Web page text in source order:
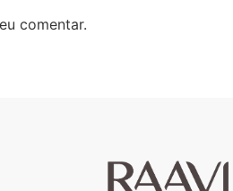
comentar.